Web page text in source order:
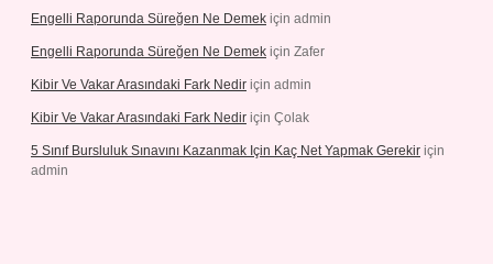
Engelli Raporunda Süreğen Ne Demek için admin
Engelli Raporunda Süreğen Ne Demek için Zafer
Kibir Ve Vakar Arasındaki Fark Nedir için admin
Kibir Ve Vakar Arasındaki Fark Nedir için Çolak
5 Sınıf Bursluluk Sınavını Kazanmak Için Kaç Net Yapmak Gerekir için
admin